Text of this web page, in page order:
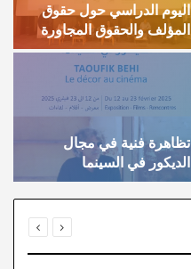
اليوم الدراسي حول حقوق
المؤلف والحقوق المجاورة
في القطاع السينمائي
والسمعي البصري
تظاهرة فنية في مجال
الديكور في السينما